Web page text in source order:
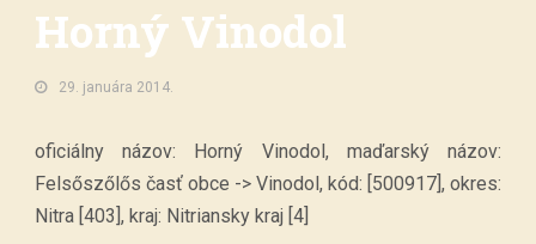
Horný Vinodol
29. januára 2014.
oficiálny názov: Horný Vinodol, maďarský názov:
Felsőszőlős časť obce -> Vinodol, kód: [500917], okres:
Nitra [403], kraj: Nitriansky kraj [4]